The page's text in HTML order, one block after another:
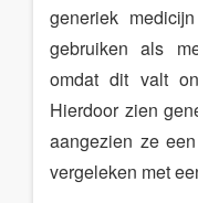
generiek
gebruiken als
omdat dit valt
Hierdoor zien
aangezien ze
vergeleken met